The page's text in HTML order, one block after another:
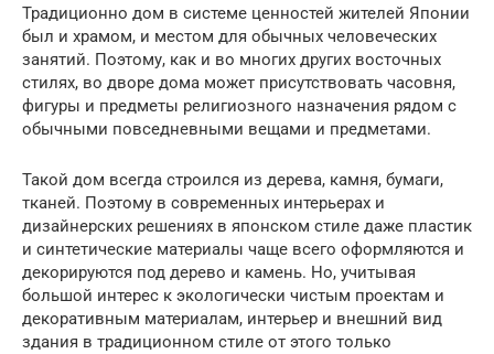
Традиционно дом в системе ценностей жителей Японии
был и храмом, и местом для обычных человеческих
занятий. Поэтому, как и во многих других восточных
стилях, во дворе дома может присутствовать часовня,
фигуры и предметы религиозного назначения рядом с
обычными повседневными вещами и предметами.
Такой дом всегда строился из дерева, камня, бумаги,
тканей. Поэтому в современных интерьерах и
дизайнерских решениях в японском стиле даже пластик
и синтетические материалы чаще всего оформляются и
декорируются под дерево и камень. Но, учитывая
большой интерес к экологически чистым проектам и
декоративным материалам, интерьер и внешний вид
здания в традиционном стиле от этого только